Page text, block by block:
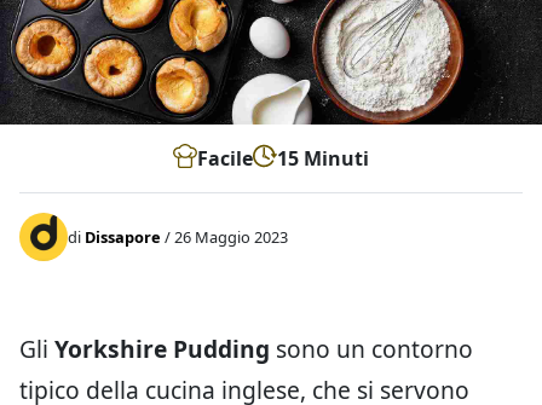
Facile 15 Minuti
di Dissapore / 26 Maggio 2023
Gli Yorkshire Pudding sono un contorno
tipico della cucina inglese, che si servono